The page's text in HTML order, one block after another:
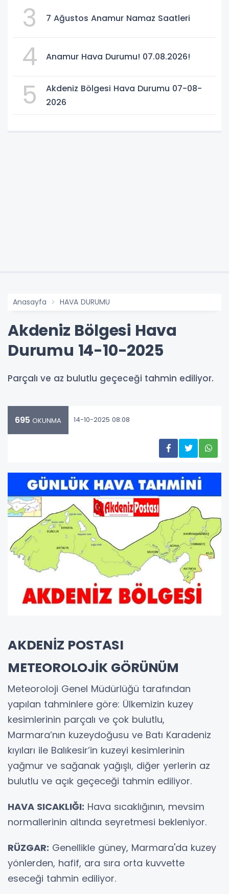
3 7 Ağustos Anamur Namaz Saatleri
4 Anamur Hava Durumu! 07.08.2026!
5
Akdeniz Bölgesi Hava Durumu 07-08-
2026
Anasayfa HAVA DURUMU
Akdeniz Bölgesi Hava
Durumu 14-10-2025
Parçalı ve az bulutlu geçeceği tahmin ediliyor.
695 OKUNMA 14-10-2025 08:08
AKDENİZ POSTASI
METEOROLOJİK GÖRÜNÜM
Meteoroloji Genel Müdürlüğü tarafından
yapılan tahminlere göre: Ülkemizin kuzey
kesimlerinin parçalı ve çok bulutlu,
Marmara’nın kuzeydoğusu ve Batı Karadeniz
kıyıları ile Balıkesir’in kuzeyi kesimlerinin
yağmur ve sağanak yağışlı, diğer yerlerin az
bulutlu ve açık geçeceği tahmin ediliyor.
HAVA SICAKLIĞI: Hava sıcaklığının, mevsim
normallerinin altında seyretmesi bekleniyor.
RÜZGAR: Genellikle güney, Marmara'da kuzey
yönlerden, hafif, ara sıra orta kuvvette
eseceği tahmin ediliyor.